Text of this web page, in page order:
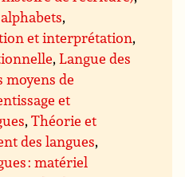
,
et interprétation,
,Langue des
moyens de
et
,Théorie et
des langues,
: matériel